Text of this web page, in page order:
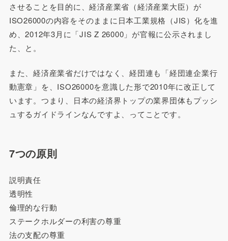
させることを目的に、経済産業省（経済産業大臣）が
ISO26000の内容をそのままに日本工業規格（JIS）化を進
め、2012年3月に「JIS Z 26000」が官報に公示されまし
た、と。
また、経済産業省だけではなく、経団連も「経団連企業行
動憲章」を、ISO26000を意識した形で2010年に改正して
います。つまり、日本の経済界トップの業界団体もプッシ
ュするガイドラインなんですよ、ってことです。
7つの原則
説明責任
透明性
倫理的な行動
ステークホルダーの利害の尊重
法の支配の尊重